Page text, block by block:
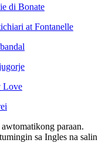
di Bonate
at Fontanelle
Love
paraan.
sa Ingles na salin